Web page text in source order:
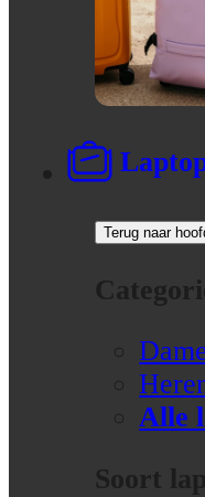
Terug naar
Alle
Soort